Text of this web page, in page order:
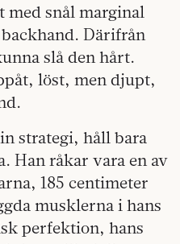
med snål marginal
Därifrån
slå den hårt.
löst, men djupt,
strategi, håll bara
Han råkar vara en av
185 centimeter
musklerna i hans
perfektion, hans